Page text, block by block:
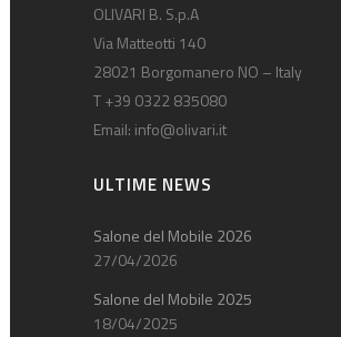
OLIVARI B. S.p.A
Via Matteotti 140
28021 Borgomanero NO – Italy
T +39 0322 835080
Email: info@olivari.it
ULTIME NEWS
Salone del Mobile 2026
27/04/2026
Salone del Mobile 2025
18/04/2025